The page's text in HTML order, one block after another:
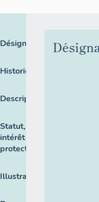
Désignation
Historique
Description
Statut,
intérêt et
protection
Illustrations